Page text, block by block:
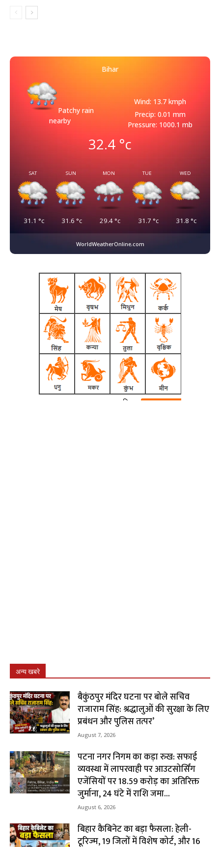
Bihar
Patchy rain
nearby
Wind: 13.7 kmph
Precip: 0.01 mm
Pressure: 1000.1 mb
32.4 °c
SAT
31.1 °c
SUN
31.6 °c
MON
29.4°c
TUE
31.7 °c
WED
31.8 °c
WorldWeatherOnline.com
अन्य खबरे
बैकुंठपुर मंदिर घटना पर बोले सचिव
राजाराम सिंह: श्रद्धालुओं की सुरक्षा के लिए
प्रबंधन और पुलिस तत्पर’
August 7, 2026
पटना नगर निगम का कड़ा रुख: सफाई
व्यवस्था में लापरवाही पर आउटसोर्सिंग
एजेंसियों पर ₹18.59 करोड़ का अतिरिक्त
जुर्माना, 24 घंटे में राशि जमा...
August 6, 2026
बिहार कैबिनेट का बड़ा फैसला: हेली-
टूरिज्म, 19 जिलों में विशेष कोर्ट, और 16